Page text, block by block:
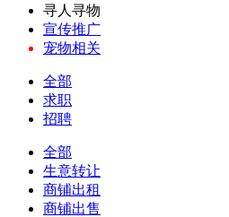
寻人寻物
宣传推广
宠物相关
全部
求职
招聘
全部
生意转让
商铺出租
商铺出售